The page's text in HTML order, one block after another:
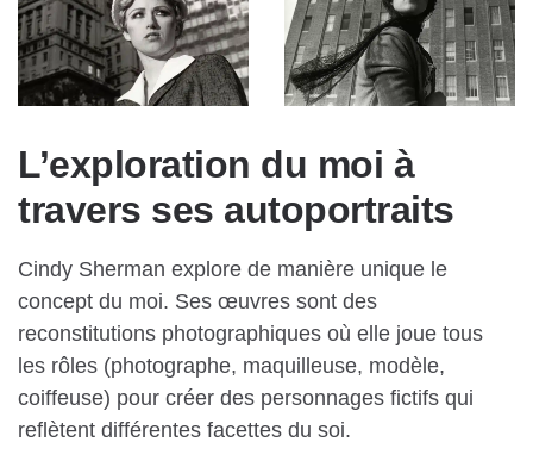
L’exploration du moi à
travers ses autoportraits
Cindy Sherman explore de manière unique le
concept du moi. Ses œuvres sont des
reconstitutions photographiques où elle joue tous
les rôles (photographe, maquilleuse, modèle,
coiffeuse) pour créer des personnages fictifs qui
reflètent différentes facettes du soi.